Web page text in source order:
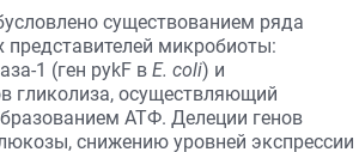
существованием ряда
микробиоты:
1 (ген pykF в E. coli) и
гликолиза, осуществляющий
АТФ. Делеции генов
снижению уровней экспрессии